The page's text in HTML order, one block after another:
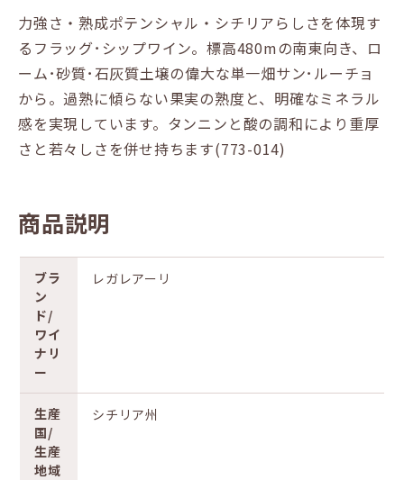
力強さ・熟成ポテンシャル・シチリアらしさを体現す
るフラッグ･シップワイン。標高480mの南東向き、ロ
ーム･砂質･石灰質土壌の偉大な単一畑サン･ルーチョ
から。過熟に傾らない果実の熟度と、明確なミネラル
感を実現しています。タンニンと酸の調和により重厚
さと若々しさを併せ持ちます(773-014)
商品説明
ブラ
ン
ド/
ワイ
ナリ
ー
レガレアーリ
生産
国/
生産
地域
シチリア州